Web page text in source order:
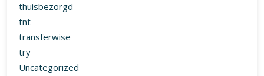
thuisbezorgd
tnt
transferwise
try
Uncategorized